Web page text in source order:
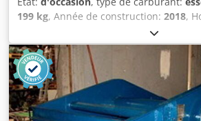
199 kg, Année de construction: 2018,
Dcjdpfoxw H Hvsx Anfsk Démarrage
Force de percussion : 30kn Largeur de
Marche avant/arrière Prix : €1.700,- HT